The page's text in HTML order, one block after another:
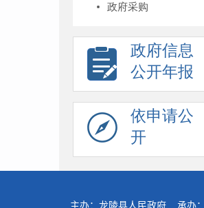
政府采购
政府信息
公开年报
依申请公
开